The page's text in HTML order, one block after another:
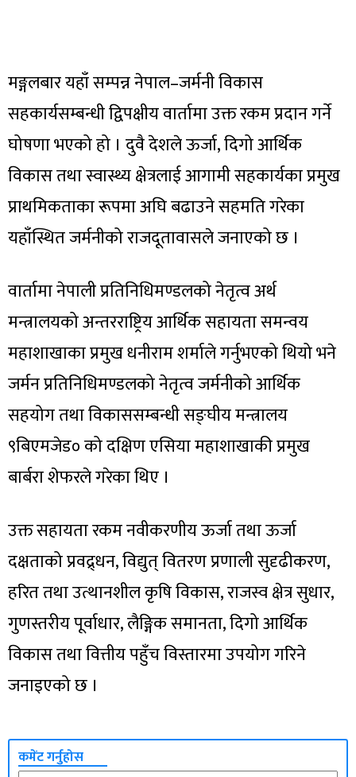
मङ्गलबार यहाँ सम्पन्न नेपाल–जर्मनी विकास
सहकार्यसम्बन्धी द्विपक्षीय वार्तामा उक्त रकम प्रदान गर्ने
घोषणा भएको हो । दुवै देशले ऊर्जा, दिगो आर्थिक
विकास तथा स्वास्थ्य क्षेत्रलाई आगामी सहकार्यका प्रमुख
प्राथमिकताका रूपमा अघि बढाउने सहमति गरेका
यहाँस्थित जर्मनीको राजदूतावासले जनाएको छ ।
वार्तामा नेपाली प्रतिनिधिमण्डलको नेतृत्व अर्थ
मन्त्रालयको अन्तरराष्ट्रिय आर्थिक सहायता समन्वय
महाशाखाका प्रमुख धनीराम शर्माले गर्नुभएको थियो भने
जर्मन प्रतिनिधिमण्डलको नेतृत्व जर्मनीको आर्थिक
सहयोग तथा विकाससम्बन्धी सङ्घीय मन्त्रालय
९बिएमजेड० को दक्षिण एसिया महाशाखाकी प्रमुख
बार्बरा शेफरले गरेका थिए ।
उक्त सहायता रकम नवीकरणीय ऊर्जा तथा ऊर्जा
दक्षताको प्रवद्र्धन, विद्युत् वितरण प्रणाली सुदृढीकरण,
हरित तथा उत्थानशील कृषि विकास, राजस्व क्षेत्र सुधार,
गुणस्तरीय पूर्वाधार, लैङ्गिक समानता, दिगो आर्थिक
विकास तथा वित्तीय पहुँच विस्तारमा उपयोग गरिने
जनाइएको छ ।
कमेंट गर्नुहोस